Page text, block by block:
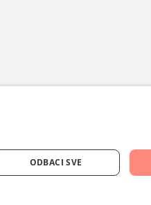
ODBACI SVE